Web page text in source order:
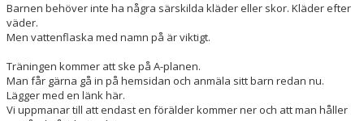
Barnen behöver inte ha några särskilda kläder eller skor. Kläder efter
väder.
Men vattenflaska med namn på är viktigt.
Träningen kommer att ske på A-planen.
Man får gärna gå in på hemsidan och anmäla sitt barn redan nu.
Lägger med en länk här.
Vi uppmanar till att endast en förälder kommer ner och att man håller